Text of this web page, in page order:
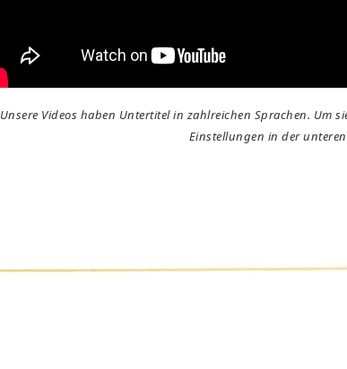
Unsere Videos haben Untertitel in zahlreichen Sprachen. Um
Einstellungen in der unteren